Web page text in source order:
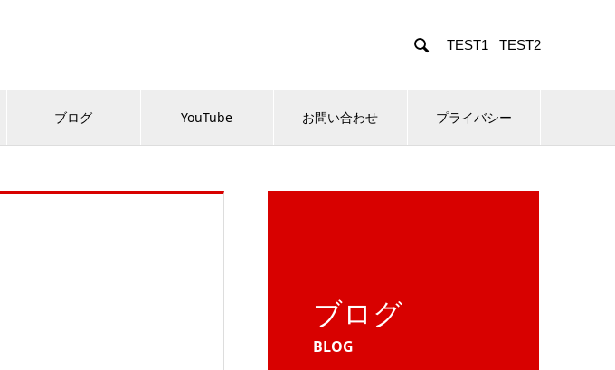
 TEST1 TEST2
ブログ YouTube お問い合わせ プライバシー
ブログ
BLOG